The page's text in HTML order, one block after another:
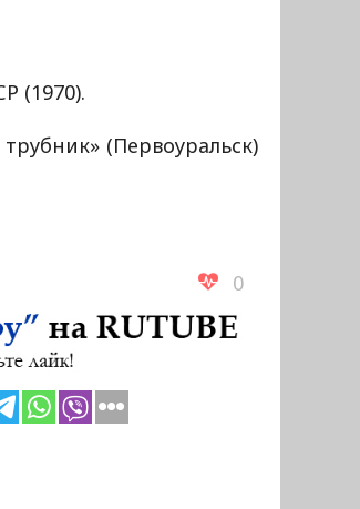
(1970).
(Первоуральск)
0